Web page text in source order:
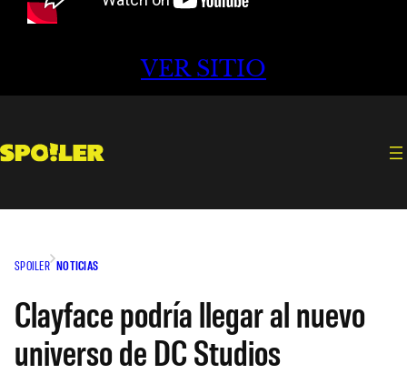
VER SITIO
SPOILER NOTICIAS
Clayface podría llegar al nuevo
universo de DC Studios